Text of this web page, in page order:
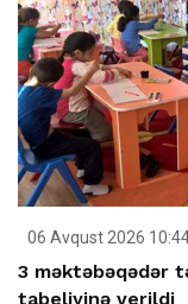
06 Avqust 2026
3 məktəbəqədər
tabeliyinə verildi